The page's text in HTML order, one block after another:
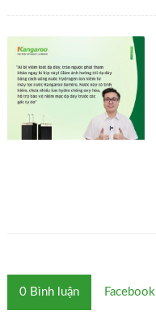
0Bình luận Facebook